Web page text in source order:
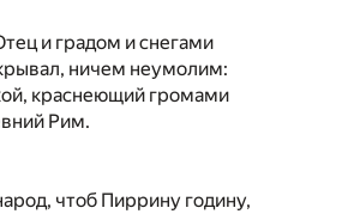
и градом и снегами
ничем неумолим:
краснеющий громами
Рим.
чтоб Пиррину годину,